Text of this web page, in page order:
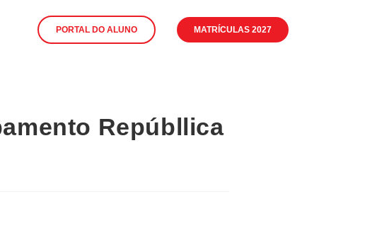
PORTAL DO ALUNO MATRÍCULAS 2027
Repúbllica